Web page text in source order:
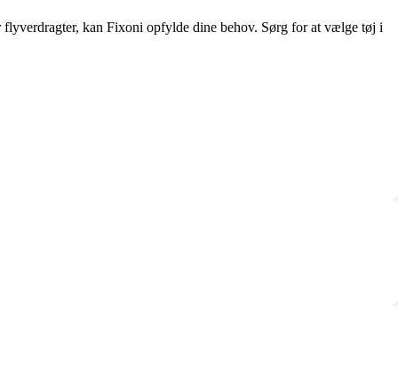
flyverdragter, kan Fixoni opfylde dine behov. Sørg for at vælge tøj i